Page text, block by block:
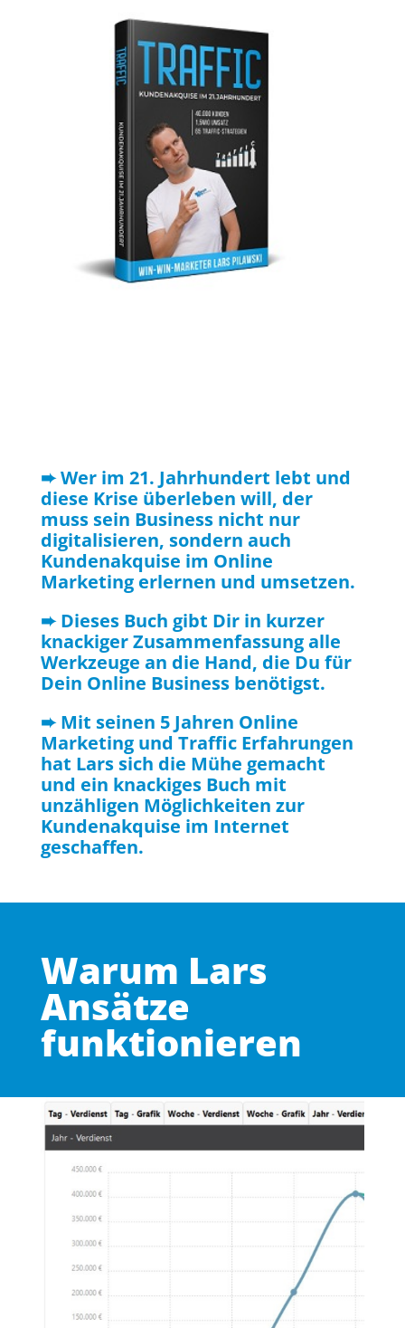
➨ Wer im 21. Jahrhundert lebt und
diese Krise überleben will, der
muss sein Business nicht nur
digitalisieren, sondern auch
Kundenakquise im Online
Marketing erlernen und umsetzen.
➨ Dieses Buch gibt Dir in kurzer
knackiger Zusammenfassung alle
Werkzeuge an die Hand, die Du für
Dein Online Business benötigst.
➨ Mit seinen 5 Jahren Online
Marketing und Traffic Erfahrungen
hat Lars sich die Mühe gemacht
und ein knackiges Buch mit
unzähligen Möglichkeiten zur
Kundenakquise im Internet
geschaffen.
Warum Lars
Ansätze
funktionieren